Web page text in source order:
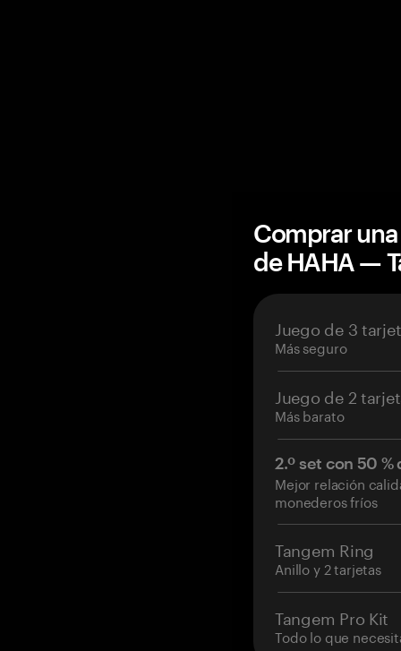
Comprar
de HAHA —
Juego de 3
Más seguro
Juego de 2
Más barato
2.º set con 50
Mejor relación
monederos fríos
Tangem Ring
Anillo y 2 tarjetas
Tangem Pro Kit
Todo lo que